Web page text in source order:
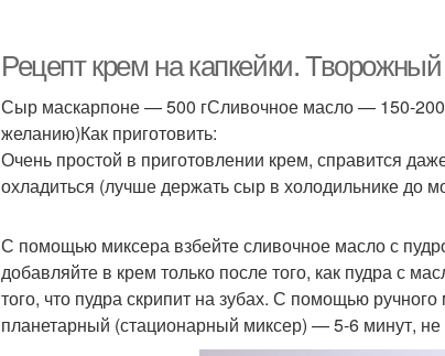
тирамису
Творожный крем Цветной крем
Рецепт крем на капкейки.
Сыр маскарпоне — 500 гСливочное масло — 150-
желанию)Как приготовить:
Очень простой в приготовлении крем, справится
охладиться (лучше держать сыр в холодильнике до
С помощью миксера взбейте сливочное масло с
добавляйте в крем только после того, как пудра с
того, что пудра скрипит на зубах. С помощью
планетарный (стационарный миксер) — 5-6 минут,